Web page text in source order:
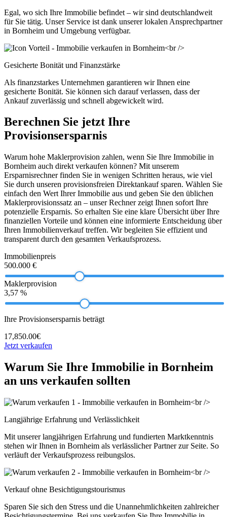
Egal, wo sich Ihre Immobilie befindet – wir sind deutschlandweit
für Sie tätig. Unser Service ist dank unserer lokalen Ansprechpartner
in Bornheim und Umgebung verfügbar.
Gesicherte Bonität und Finanzstärke
Als finanzstarkes Unternehmen garantieren wir Ihnen eine
gesicherte Bonität. Sie können sich darauf verlassen, dass der
Ankauf zuverlässig und schnell abgewickelt wird.
Berechnen Sie jetzt Ihre
Provisionsersparnis
Warum hohe Maklerprovision zahlen, wenn Sie Ihre Immobilie in
Bornheim auch direkt verkaufen können? Mit unserem
Ersparnisrechner finden Sie in wenigen Schritten heraus, wie viel
Sie durch unseren provisionsfreien Direktankauf sparen. Wählen Sie
einfach den Wert Ihrer Immobilie aus und geben Sie den üblichen
Maklerprovisionssatz an – unser Rechner zeigt Ihnen sofort Ihre
potenzielle Ersparnis. So erhalten Sie eine klare Übersicht über Ihre
finanziellen Vorteile und können eine informierte Entscheidung über
Ihren Immobilienverkauf treffen. Wir begleiten Sie effizient und
transparent durch den gesamten Verkaufsprozess.
Immobilienpreis
500.000 €
Maklerprovision
3,57 %
Ihre Provisionsersparnis beträgt
17,850.00€
Jetzt verkaufen
Warum Sie Ihre Immobilie in Bornheim
an uns verkaufen sollten
Langjährige Erfahrung und Verlässlichkeit
Mit unserer langjährigen Erfahrung und fundierten Marktkenntnis
stehen wir Ihnen in Bornheim als verlässlicher Partner zur Seite. So
verläuft der Verkaufsprozess reibungslos.
Verkauf ohne Besichtigungstourismus
Sparen Sie sich den Stress und die Unannehmlichkeiten zahlreicher